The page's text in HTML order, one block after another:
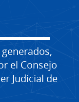
el Consejo
Judicial de